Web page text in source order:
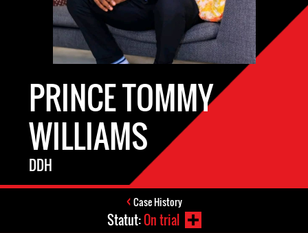
PRINCE TOMMY
WILLIAMS
DDH
Case History
Statut:On trial